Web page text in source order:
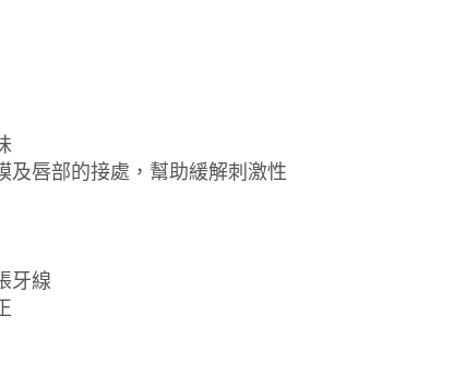
及唇部的接處，幫助緩解刺激性
牙線